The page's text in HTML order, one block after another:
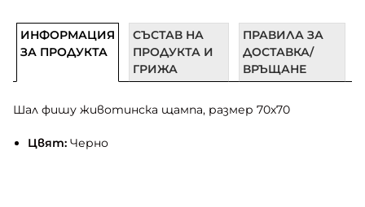
ИНФОРМАЦИЯ
ЗА ПРОДУКТА
СЪСТАВ НА
ПРОДУКТА И
ГРИЖА
ПРАВИЛА ЗА
ДОСТАВКА/
ВРЪЩАНЕ
Шал фишу животинска щампа, размер 70х70
Цвят:Черно